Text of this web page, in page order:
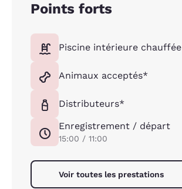
Points forts
Piscine intérieure chauffée
Animaux acceptés*
Distributeurs*
Enregistrement / départ
15:00 / 11:00
Voir toutes les prestations